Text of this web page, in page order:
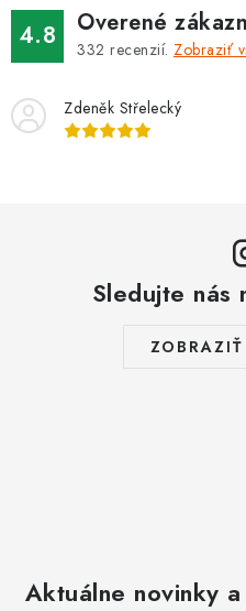
4.8 Overené
332 recenzií. Zobraziť
Zdeněk Střelecký
Sledujte nás
ZOBRAZIŤ
Aktuálne novinky